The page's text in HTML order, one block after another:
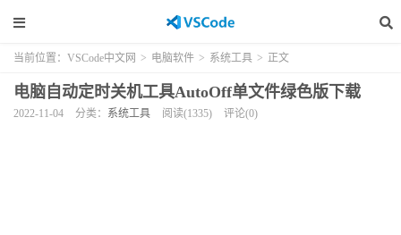
当前位置： VSCode中文网 > 电脑软件 > 系统工具 > 正文
电脑自动定时关机工具AutoOff单文件绿色版下载
2022-11-04 分类： 系统工具 阅读(1335) 评论(0)